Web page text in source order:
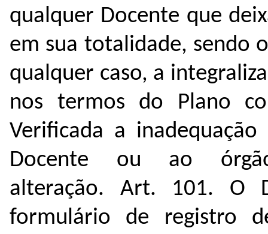
qualquer Docente que
em sua totalidade, sendo
qualquer caso, a
nos termos do Plano
Verificada a
Docente ou ao
alteração. Art. 101. O
formulário de registro